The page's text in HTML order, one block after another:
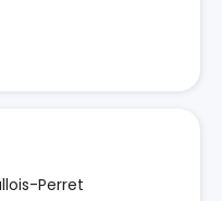
Perret